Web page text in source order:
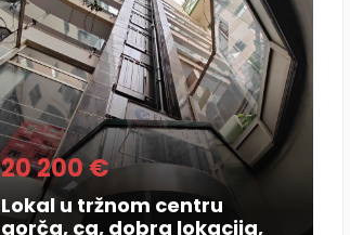
20 200 €
Lokal u tržnom centru
gorča, cg, dobra lokacija,